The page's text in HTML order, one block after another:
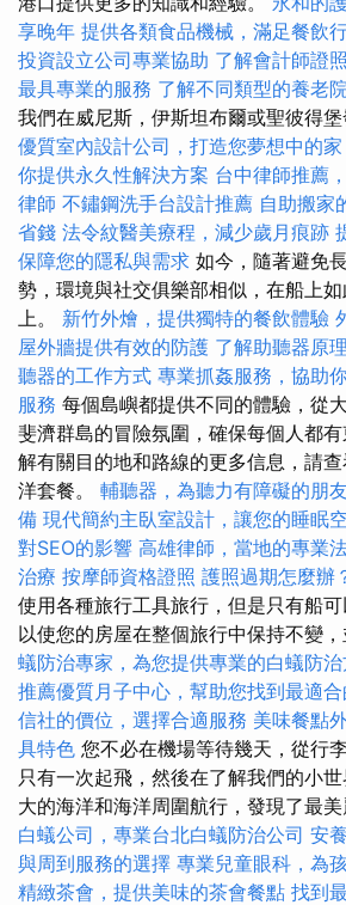
享晚年 提供各類食品機械，滿足餐飲
投資設立公司專業協助 了解會計師證
最具專業的服務 了解不同類型的養老
我們在威尼斯，伊斯坦布爾或聖彼得堡
優質室內設計公司，打造您夢想中的家
你提供永久性解決方案 台中律師推薦
律師 不鏽鋼洗手台設計推薦 自助搬家
省錢 法令紋醫美療程，減少歲月痕跡
保障您的隱私與需求 如今，隨著避免
勢，環境與社交俱樂部相似，在船上
上。 新竹外燴，提供獨特的餐飲體驗
屋外牆提供有效的防護 了解助聽器原
聽器的工作方式 專業抓姦服務，協助
服務 每個島嶼都提供不同的體驗，從
斐濟群島的冒險氛圍，確保每個人都
解有關目的地和路線的更多信息，請
洋套餐。 輔聽器，為聽力有障礙的朋
備 現代簡約主臥室設計，讓您的睡眠
對SEO的影響 高雄律師，當地的專業
治療 按摩師資格證照 護照過期怎麼辦
使用各種旅行工具旅行，但是只有船可
以使您的房屋在整個旅行中保持不變，
蟻防治專家，為您提供專業的白蟻防治
推薦優質月子中心，幫助您找到最適
信社的價位，選擇合適服務 美味餐點
具特色 您不必在機場等待幾天，從行
只有一次起飛，然後在了解我們的小
大的海洋和海洋周圍航行，發現了最美
白蟻公司，專業台北白蟻防治公司 安
與周到服務的選擇 專業兒童眼科，為
精緻茶會，提供美味的茶會餐點 找到